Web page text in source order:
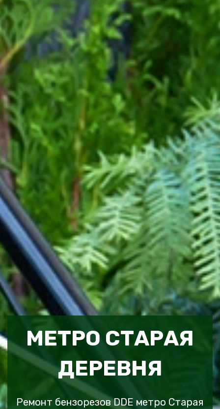
МЕТРО СТАРАЯ
ДЕРЕВНЯ
Ремонт бензорезов DDE метро Старая